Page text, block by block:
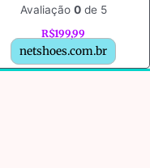
Avaliação 0de 5
R$199,99
netshoes.com.br